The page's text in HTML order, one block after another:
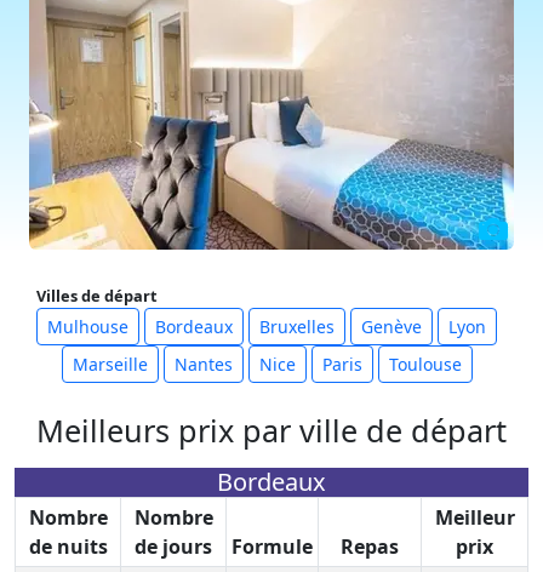
Villes de départ
Mulhouse Bordeaux Bruxelles Genève
Lyon
Marseille
Nantes Nice Paris Toulouse
Meilleurs prix par ville de départ
Bordeaux
Nombre
de nuits
Nombre
de jours
Formule Repas
Meilleur
prix